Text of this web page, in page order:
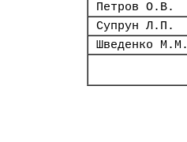
Петров О.В.
Супрун Л.П.
Шведенко М.М.